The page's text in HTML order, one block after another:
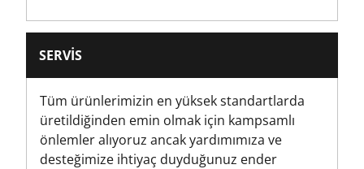
SERVIS
Tüm ürünlerimizin en yüksek standartlarda
üretildiğinden emin olmak için kampsamlı
önlemler alıyoruz ancak yardımımıza ve
desteğimize ihtiyaç duyduğunuz ender